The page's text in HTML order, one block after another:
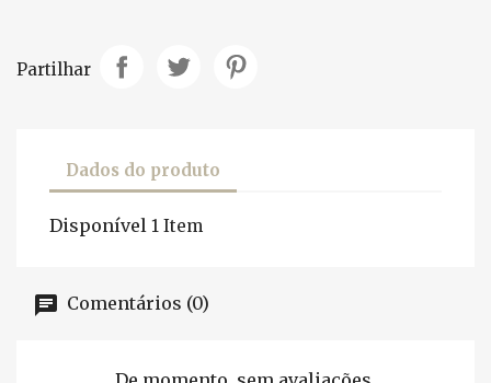
Partilhar
Dados do produto
Disponível 1 Item
Comentários (0)